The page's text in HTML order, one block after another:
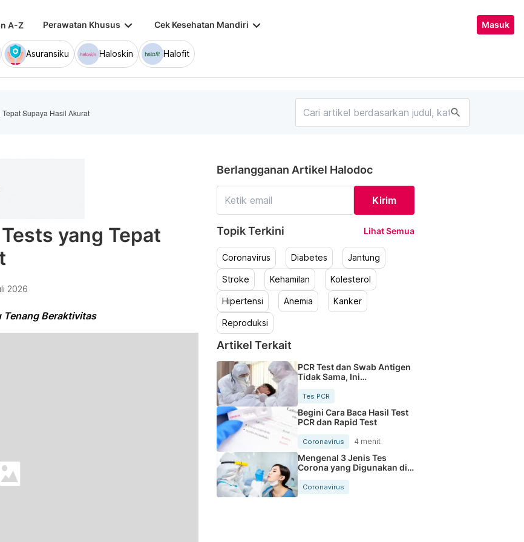
A-Z Perawatan Khusus keyboard_arrow_down Cek Kesehatan Mandiri keyboard_arrow_down Masuk
Asuransiku Haloskin Halofit
Supaya Hasil Akurat search
yang Tepat
2026
Tenang Beraktivitas
Berlangganan Artikel Halodoc
Kirim
Topik Terkini Lihat Semua
Coronavirus Diabetes Jantung
Stroke Kehamilan Kolesterol
Hipertensi Anemia Kanker
Reproduksi
Artikel Terkait
PCR Test dan Swab Antigen
Tidak Sama, Ini
Tes PCR
Begini Cara Baca Hasil Test
PCR dan Rapid Test
Coronavirus 4 menit
Mengenal 3 Jenis Tes
Corona yang Digunakan di
Indonesia
Coronavirus